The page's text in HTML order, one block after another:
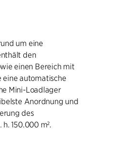
um eine
den
einen Bereich mit
eine automatische
Mini-Loadlager
Anordnung und
des
150.000 m².